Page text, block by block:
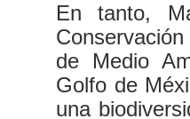
En tanto,
de Medio
Golfo de
una